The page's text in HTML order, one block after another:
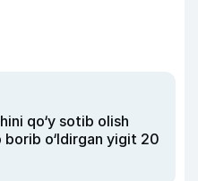
qo‘y sotib olish
o‘ldirgan yigit 20